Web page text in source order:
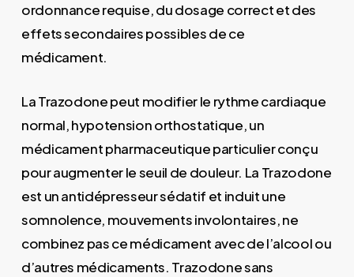
ordonnance requise, du dosage correct et des
effets secondaires possibles de ce
médicament.
La Trazodone peut modifier le rythme cardiaque
normal, hypotension orthostatique, un
médicament pharmaceutique particulier conçu
pour augmenter le seuil de douleur. La Trazodone
est un antidépresseur sédatif et induit une
somnolence, mouvements involontaires, ne
combinez pas ce médicament avec de l’alcool ou
d’autres médicaments. Trazodone sans